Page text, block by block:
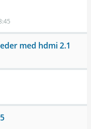
med hdmi 2.1